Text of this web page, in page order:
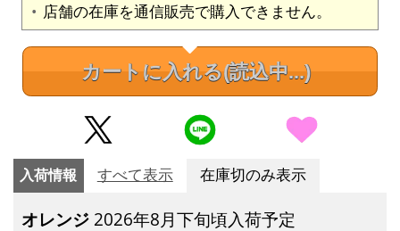
店舗の在庫を通信販売で購入できません。
カートに入れる(読込中...)
入荷情報 すべて表示 在庫切のみ表示
オレンジ 2026年8月下旬頃入荷予定